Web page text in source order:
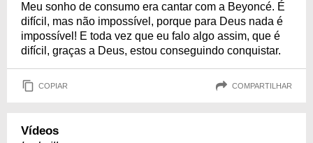
Meu sonho de consumo era cantar com a Beyoncé. É
difícil, mas não impossível, porque para Deus nada é
impossível! E toda vez que eu falo algo assim, que é
difícil, graças a Deus, estou conseguindo conquistar.
COPIAR COMPARTILHAR
Vídeos